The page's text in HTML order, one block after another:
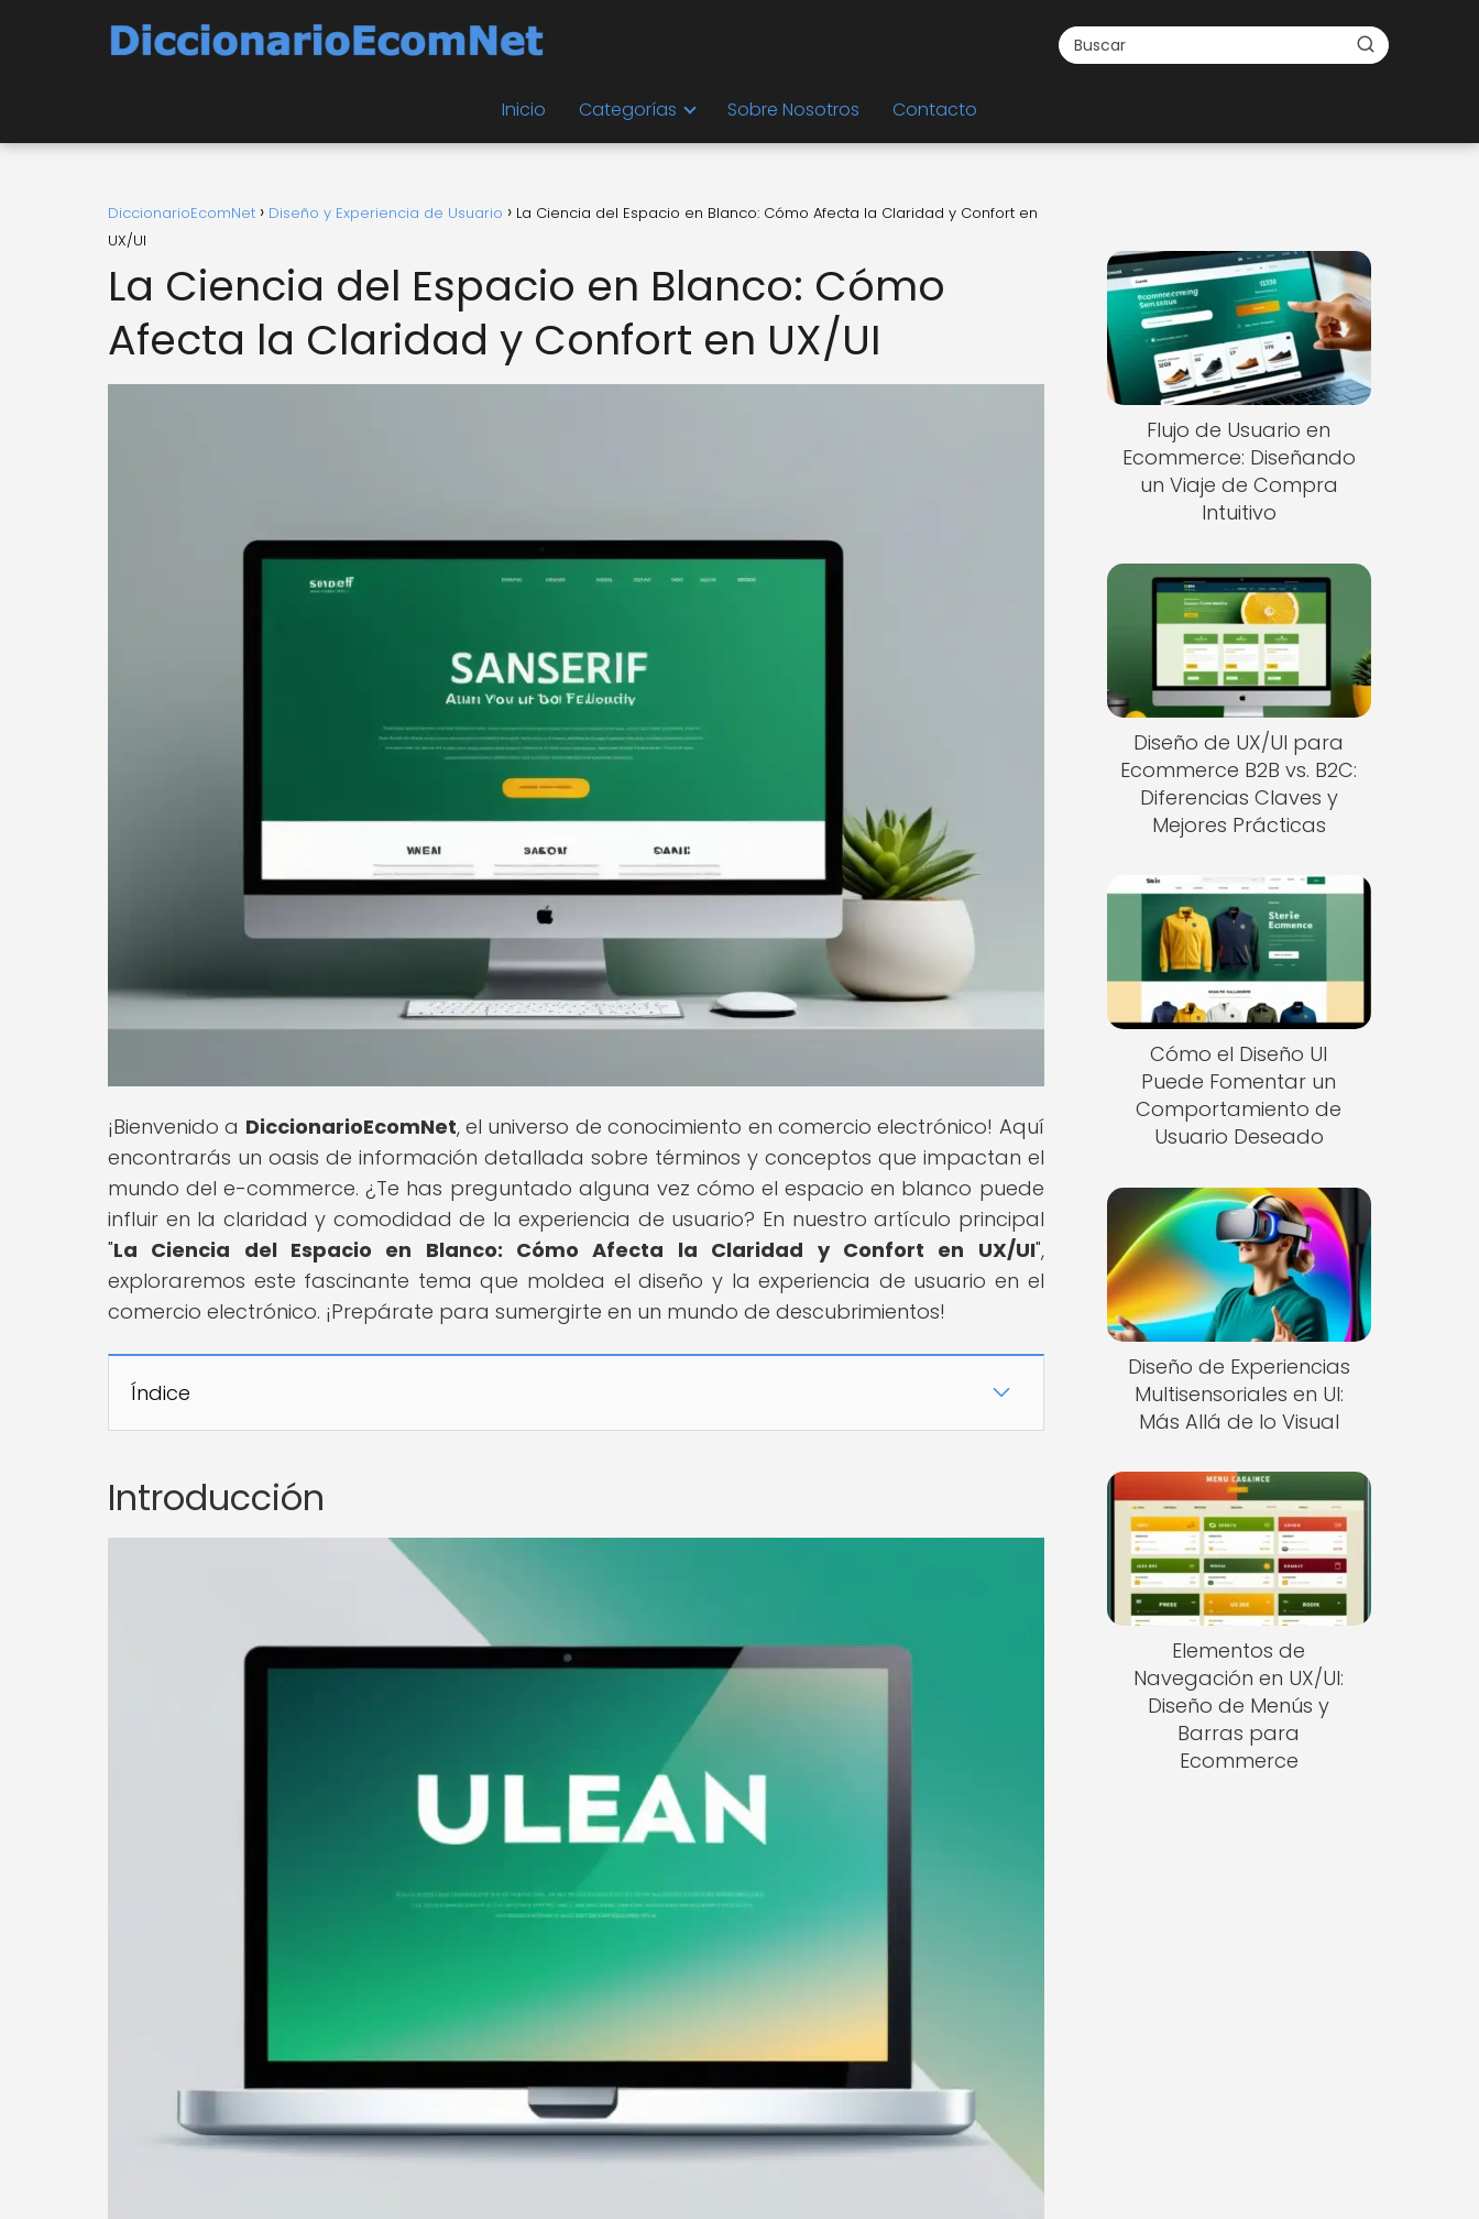
Inicio Categorías Sobre Nosotros Contacto
DiccionarioEcomNet Diseño y Experiencia de Usuario
La Ciencia del Espacio en Blanco: Cómo Afecta la Claridad y Confort en
UX/UI
La Ciencia del Espacio en Blanco: Cómo
Afecta la Claridad y Confort en UX/UI
¡Bienvenido a DiccionarioEcomNet, el universo de conocimiento en comercio electrónico! Aquí
encontrarás un oasis de información detallada sobre términos y conceptos que impactan el
mundo del e-commerce. ¿Te has preguntado alguna vez cómo el espacio en blanco puede
influir en la claridad y comodidad de la experiencia de usuario? En nuestro artículo principal
"La Ciencia del Espacio en Blanco: Cómo Afecta la Claridad y Confort en UX/UI",
exploraremos este fascinante tema que moldea el diseño y la experiencia de usuario en el
comercio electrónico. ¡Prepárate para sumergirte en un mundo de descubrimientos!
Índice
Introducción
Flujo de Usuario en
Ecommerce: Diseñando
un Viaje de Compra
Intuitivo
Diseño de UX/UI para
Ecommerce B2B vs. B2C:
Diferencias Claves y
Mejores Prácticas
Cómo el Diseño UI
Puede Fomentar un
Comportamiento de
Usuario Deseado
Diseño de Experiencias
Multisensoriales en UI:
Más Allá de lo Visual
Elementos de
Navegación en UX/UI:
Diseño de Menús y
Barras para
Ecommerce